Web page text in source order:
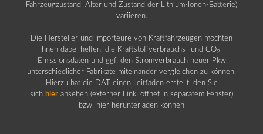
Fahrzeugzustand, Alter und Zustand der Lithium-Ionen-Batterie)
variieren.
Die Hersteller und Importeure von Kraftfahrzeugen möchten
Ihnen dabei helfen, die Kraftstoffverbrauchs- und CO2 -
Emissionsdaten und ggf. den Stromverbrauch neuer Pkw
unterschiedlicher Fabrikate miteinander vergleichen zu können.
Hierzu hat die DAT einen Leitfaden erstellt, den Sie
sich hier ansehen (externer Link, öffnet in separatem Fenster)
bzw. hier herunterladen können